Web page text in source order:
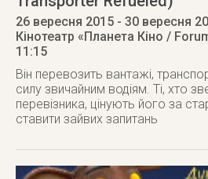
26 вересня 2015 - 30 вересня
Кінотеатр «Планета Кіно /
11:15
Він перевозить вантажі,
силу звичайним водіям. Ті, хто
перевізника, цінують його за
ставити зайвих запитань